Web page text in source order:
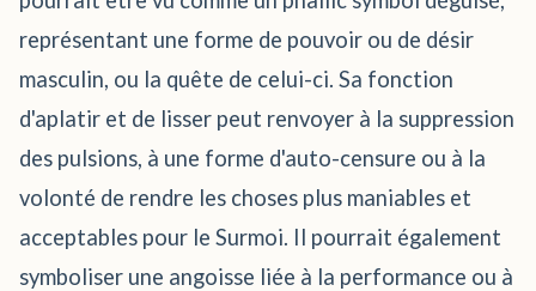
représentant une forme de pouvoir ou de désir
masculin, ou la quête de celui-ci. Sa fonction
d'aplatir et de lisser peut renvoyer à la suppression
des pulsions, à une forme d'auto-censure ou à la
volonté de rendre les choses plus maniables et
acceptables pour le Surmoi. Il pourrait également
symboliser une angoisse liée à la performance ou à